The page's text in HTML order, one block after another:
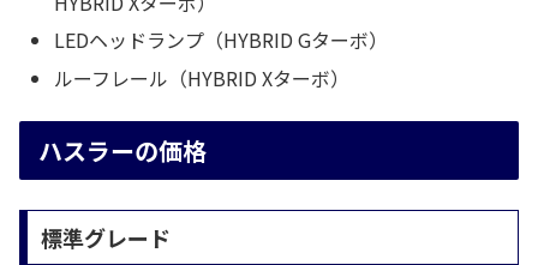
LEDヘッドランプ（HYBRID Gターボ）
ルーフレール（HYBRID Xターボ）
ハスラーの価格
標準グレード